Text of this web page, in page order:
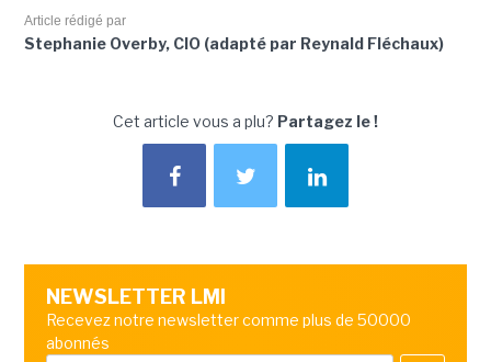
Article rédigé par
Stephanie Overby, CIO (adapté par Reynald Fléchaux)
Cet article vous a plu? Partagez le !
NEWSLETTER LMI
Recevez notre newsletter comme plus de 50000
abonnés